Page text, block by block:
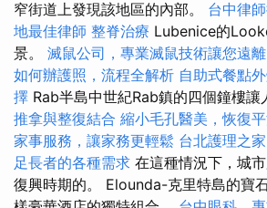
窄街道上發現該地區的內部。 台中律
地最佳律師 整脊治療 Lubenice的
景。 滅鼠公司，專業滅鼠技術讓您遠
如何辦護照，流程全解析 自助式餐點
擇 Rab半島中世紀Rab鎮的四個鐘樓讓
推拿與整復結合 縮小毛孔醫美，恢復
家事服務，讓家務更輕鬆 台北護理之
足長者的各種需求 在這種情況下，城
復興時期的。 Elounda-克里特島的寶